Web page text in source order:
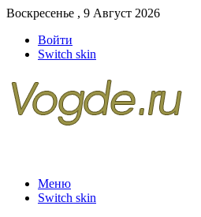
Воскресенье , 9 Август 2026
Войти
Switch skin
Меню
Switch skin